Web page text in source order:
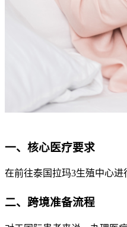
一、核心医疗要求
在前往泰国拉玛3生殖中心
二、跨境准备流程